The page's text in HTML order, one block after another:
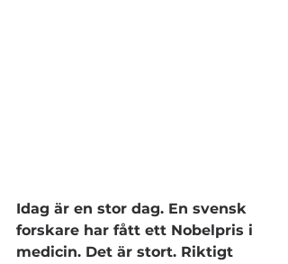
Idag är en stor dag. En svensk
forskare har fått ett Nobelpris i
medicin. Det är stort. Riktigt